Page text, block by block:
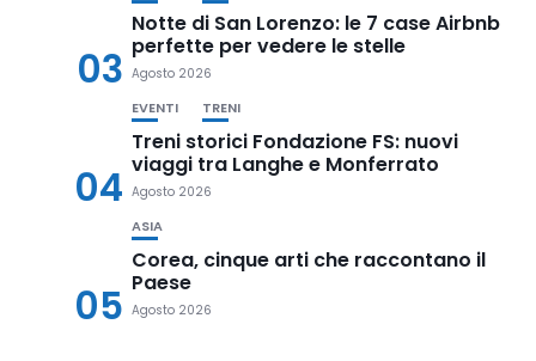
03
Notte di San Lorenzo: le 7 case Airbnb
perfette per vedere le stelle
Agosto 2026
04
EVENTI TRENI
Treni storici Fondazione FS: nuovi
viaggi tra Langhe e Monferrato
Agosto 2026
05
ASIA
Corea, cinque arti che raccontano il
Paese
Agosto 2026